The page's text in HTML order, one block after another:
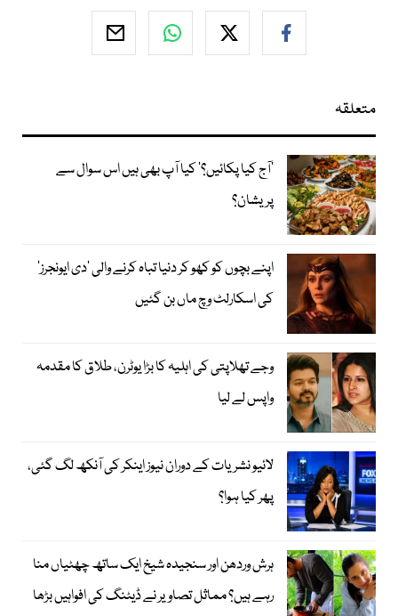
متعلقہ
’آج کیا پکائیں؟‘ کیا آپ بھی ہیں اس سوال سے
پریشان؟
اپنے بچوں کو کھو کر دنیا تباہ کرنے والی ’دی ایونجرز‘
کی اسکارلٹ وچ ماں بن گئیں
وجے تھلاپتی کی اہلیہ کا بڑا یوٹرن، طلاق کا مقدمہ
واپس لے لیا
لائیو نشریات کے دوران نیوز اینکر کی آنکھ لگ گئی،
پھر کیا ہوا؟
ہرش وردھن اور سنجیدہ شیخ ایک ساتھ چھٹیاں منا
رہے ہیں؟ مماثل تصاویر نے ڈیٹنگ کی افواہیں بڑھا